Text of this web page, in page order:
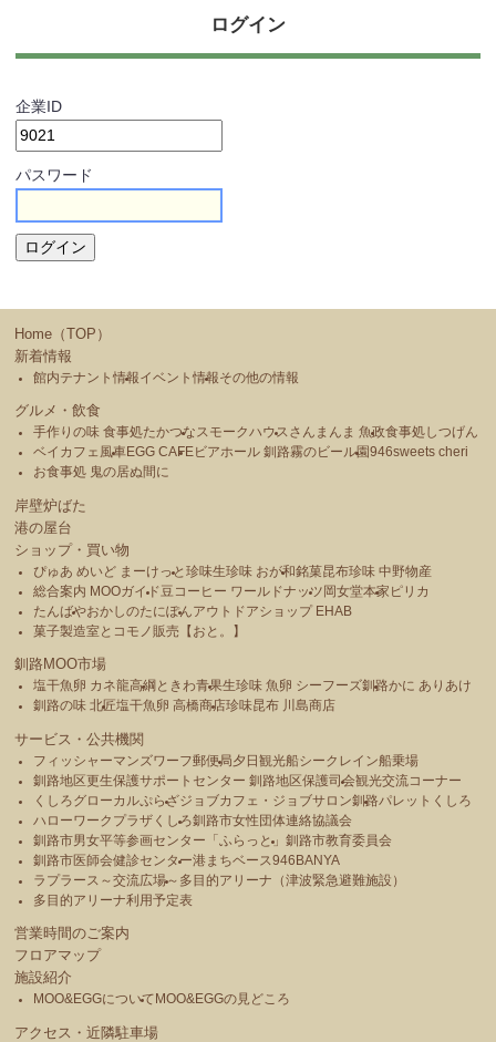
ログイン
企業ID
パスワード
Home（TOP）
新着情報
館内テナント情報イベント情報その他の情報
グルメ・飲食
手作りの味 食事処たかつな スモークハウス さんまんま 魚政食事処しつげん
ベイカフェ風車EGG CAFE ビアホール 釧路霧のビール園946sweets cheri
お食事処 鬼の居ぬ間に
岸壁炉ばた
港の屋台
ショップ・買い物
ぴゅあ めいど まーけっと珍味生珍味 おが和銘菓昆布珍味 中野物産
総合案内 MOOガイド豆コーヒー ワールドナッツ 岡女堂本家 ピリカ
たんばやおかしのたにぽんアウトドアショップ EHAB
菓子製造室とコモノ販売【おと。】
釧路MOO市場
塩干魚卵 カネ龍高綱 ときわ青果生珍味 魚卵 シーフーズ釧路かに ありあけ
釧路の味 北匠塩干魚卵 高橋商店珍味昆布 川島商店
サービス・公共機関
フィッシャーマンズワーフ郵便局夕日観光船シークレイン船乗場
釧路地区更生保護サポートセンター 釧路地区保護司会観光交流コーナー
くしろグローカルぷらざジョブカフェ・ジョブサロン釧路パレットくしろ
ハローワークプラザくしろ釧路市女性団体連絡協議会
釧路市男女平等参画センター「ふらっと」釧路市教育委員会
釧路市医師会健診センター港まちベース946BANYA
ラプラース～交流広場～ 多目的アリーナ（津波緊急避難施設）
多目的アリーナ利用予定表
営業時間のご案内
フロアマップ
施設紹介
MOO&EGGについて MOO&EGGの見どころ
アクセス・近隣駐車場